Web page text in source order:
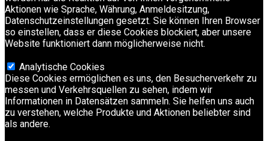
Aktionen wie Sprache, Währung, Anmeldesitzung,
Datenschutzeinstellungen gesetzt. Sie können Ihren Browser
so einstellen, dass er diese Cookies blockiert, aber unsere
Website funktioniert dann möglicherweise nicht.
Analytische Cookies
Diese Cookies ermöglichen es uns, den Besucherverkehr zu
messen und Verkehrsquellen zu sehen, indem wir
Informationen in Datensätzen sammeln. Sie helfen uns auch
zu verstehen, welche Produkte und Aktionen beliebter sind
als andere.